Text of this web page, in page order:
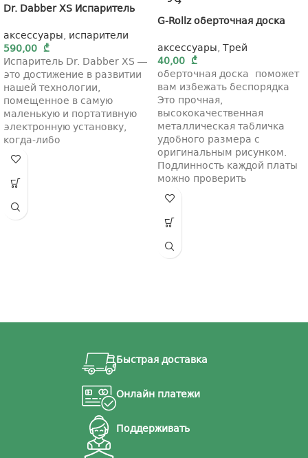
Dr. Dabber XS Испаритель
аксессуары, испарители
590,00 ₾
Испаритель Dr. Dabber XS —
это достижение в развитии
нашей технологии,
помещенное в самую
маленькую и портативную
электронную установку,
когда-либо
G-Rollz оберточная доска
аксессуары, Трей
40,00 ₾
оберточная доска поможет
вам избежать беспорядка
Это прочная,
высококачественная
металлическая табличка
удобного размера с
оригинальным рисунком.
Подлинность каждой платы
можно проверить
Быстрая доставка
Онлайн платежи
Поддерживать